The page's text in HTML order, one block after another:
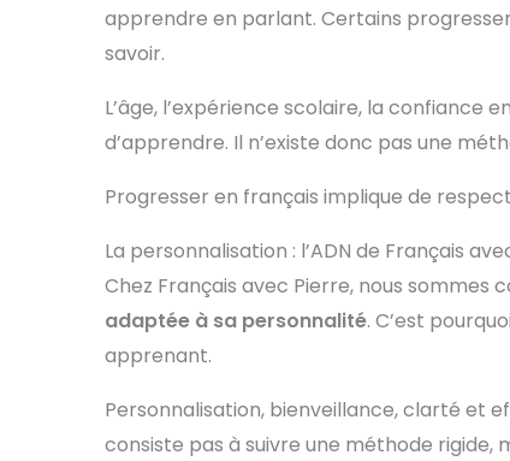
apprendre en parlant. Certains
savoir.
L’âge, l’expérience scolaire, la
d’apprendre. Il n’existe donc pas une
Progresser en français implique de
La personnalisation : l’ADN de Français
Chez Français avec Pierre, nous sommes
adaptée à sa personnalité. C’est
apprenant.
Personnalisation, bienveillance, clarté et
consiste pas à suivre une méthode rigide,